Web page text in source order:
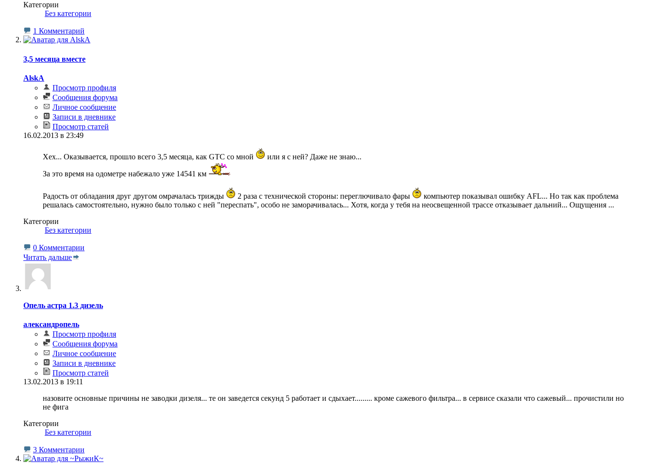
Категории
Без категории
1 Комментарий
3,5 месяца вместе
AlskA
Просмотр профиля
Сообщения форума
Личное сообщение
Записи в дневнике
Просмотр статей
16.02.2013 в 23:49
Хех... Оказывается, прошло всего 3,5 месяца, как GTC со мной или я с ней? Даже не знаю...
За это время на одометре набежало уже 14541 км
Радость от обладания друг другом омрачалась трижды 2 раза с технической стороны: переглючивало фары
компьютер показывал ошибку AFL... Но так как проблема
решалась самостоятельно, нужно было только с ней "переспать", особо не заморачивалась... Хотя, когда у тебя на неосвещенной трассе отказывает дальний... Ощущения ...
Категории
Без категории
0 Комментарии
Читать дальше
Опель астра 1.3 дизель
александропель
Просмотр профиля
Сообщения форума
Личное сообщение
Записи в дневнике
Просмотр статей
13.02.2013 в 19:11
назовите основные причины не заводки дизеля... те он заведется секунд 5 работает и сдыхает......... кроме сажевого фильтра... в сервисе сказали что сажевый... прочистили но
не фига
Категории
Без категории
3 Комментарии